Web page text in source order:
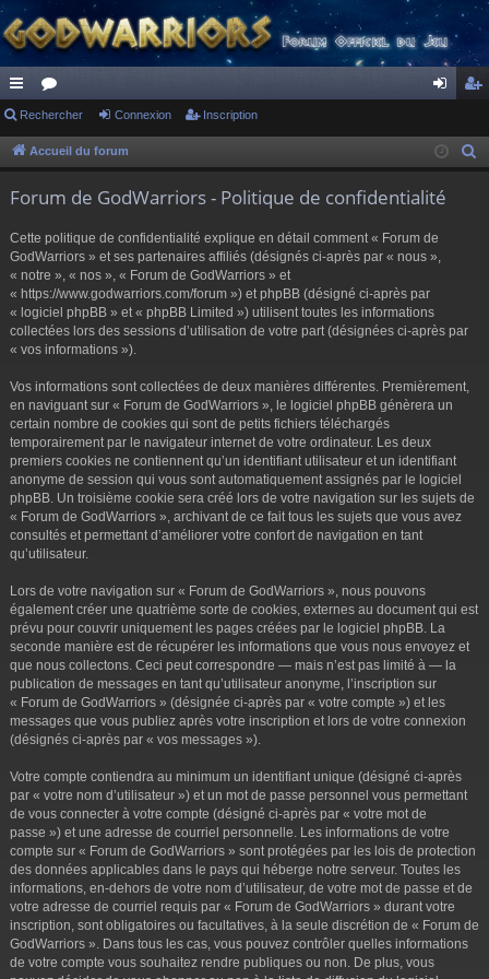
ac
co
s
or
u ne cri
Rechercher Connexion Inscription
Accueil du forum
Forum de GodWarriors - Politique de confidentialité
Cette politique de confidentialité explique en détail comment « Forum de
GodWarriors » et ses partenaires affiliés (désignés ci-après par « nous »,
« notre », « nos », « Forum de GodWarriors » et
« https://www.godwarriors.com/forum ») et phpBB (désigné ci-après par
« logiciel phpBB » et « phpBB Limited ») utilisent toutes les informations
collectées lors des sessions d’utilisation de votre part (désignées ci-après par
« vos informations »).
Vos informations sont collectées de deux manières différentes. Premièrement,
en naviguant sur « Forum de GodWarriors », le logiciel phpBB génèrera un
certain nombre de cookies qui sont de petits fichiers téléchargés
temporairement par le navigateur internet de votre ordinateur. Les deux
premiers cookies ne contiennent qu’un identifiant utilisateur et un identifiant
anonyme de session qui vous sont automatiquement assignés par le logiciel
phpBB. Un troisième cookie sera créé lors de votre navigation sur les sujets de
« Forum de GodWarriors », archivant de ce fait tous les sujets que vous avez
consultés et permettant d’améliorer votre confort de navigation en tant
qu’utilisateur.
Lors de votre navigation sur « Forum de GodWarriors », nous pouvons
également créer une quatrième sorte de cookies, externes au document qui est
prévu pour couvrir uniquement les pages créées par le logiciel phpBB. La
seconde manière est de récupérer les informations que vous nous envoyez et
que nous collectons. Ceci peut correspondre — mais n’est pas limité à — la
publication de messages en tant qu’utilisateur anonyme, l’inscription sur
« Forum de GodWarriors » (désignée ci-après par « votre compte ») et les
messages que vous publiez après votre inscription et lors de votre connexion
(désignés ci-après par « vos messages »).
Votre compte contiendra au minimum un identifiant unique (désigné ci-après
par « votre nom d’utilisateur ») et un mot de passe personnel vous permettant
de vous connecter à votre compte (désigné ci-après par « votre mot de
passe ») et une adresse de courriel personnelle. Les informations de votre
compte sur « Forum de GodWarriors » sont protégées par les lois de protection
des données applicables dans le pays qui héberge notre serveur. Toutes les
informations, en-dehors de votre nom d’utilisateur, de votre mot de passe et de
votre adresse de courriel requis par « Forum de GodWarriors » durant votre
inscription, sont obligatoires ou facultatives, à la seule discrétion de « Forum de
GodWarriors ». Dans tous les cas, vous pouvez contrôler quelles informations
de votre compte vous souhaitez rendre publiques ou non. De plus, vous